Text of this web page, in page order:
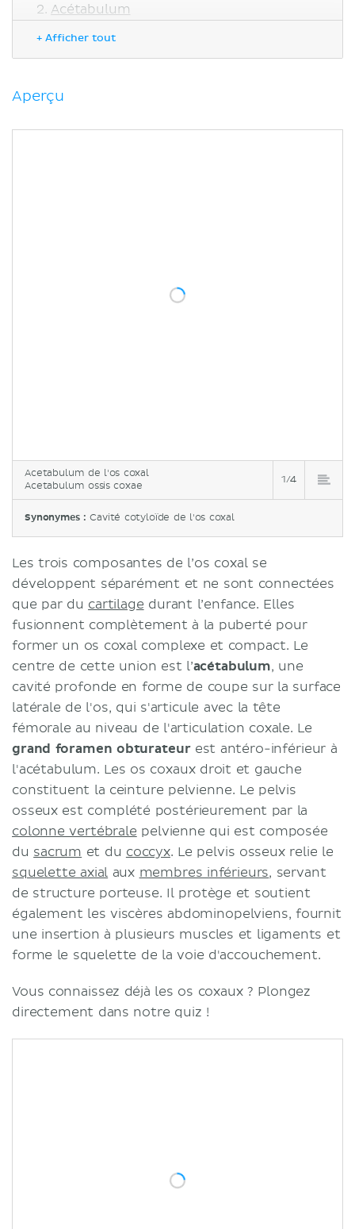
Acétabulum
Corps
+ Afficher tout
Aperçu
Acetabulum de l'os coxal
Acetabulum ossis coxae
1/4
Synonymes :Cavité cotyloïde de l'os coxal
Les trois composantes de l’os coxal se
développent séparément et ne sont connectées
que par du cartilage durant l’enfance. Elles
fusionnent complètement à la puberté pour
former un os coxal complexe et compact. Le
centre de cette union est l’acétabulum, une
cavité profonde en forme de coupe sur la surface
latérale de l'os, qui s'articule avec la tête
fémorale au niveau de l'articulation coxale. Le
grand foramen obturateurest antéro-inférieur à
l'acétabulum. Les os coxaux droit et gauche
constituent la ceinture pelvienne. Le pelvis
osseux est complété postérieurement par la
colonne vertébrale pelvienne qui est composée
du sacrum et du coccyx. Le pelvis osseux relie le
squelette axial aux membres inférieurs, servant
de structure porteuse. Il protège et soutient
également les viscères abdominopelviens, fournit
une insertion à plusieurs muscles et ligaments et
forme le squelette de la voie d'accouchement.
Vous connaissez déjà les os coxaux ? Plongez
directement dans notre quiz !